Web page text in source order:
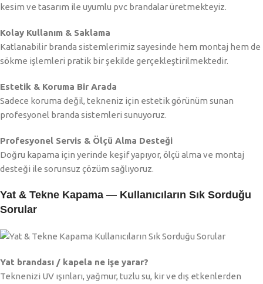
kesim ve tasarım ile uyumlu pvc brandalar üretmekteyiz.
Kolay Kullanım & Saklama
Katlanabilir branda sistemlerimiz sayesinde hem montaj hem de
sökme işlemleri pratik bir şekilde gerçekleştirilmektedir.
Estetik & Koruma Bir Arada
Sadece koruma değil, tekneniz için estetik görünüm sunan
profesyonel branda sistemleri sunuyoruz.
Profesyonel Servis & Ölçü Alma Desteği
Doğru kapama için yerinde keşif yapıyor, ölçü alma ve montaj
desteği ile sorunsuz çözüm sağlıyoruz.
Yat & Tekne Kapama — Kullanıcıların Sık Sorduğu
Sorular
Yat brandası / kapela ne işe yarar?
Teknenizi UV ışınları, yağmur, tuzlu su, kir ve dış etkenlerden